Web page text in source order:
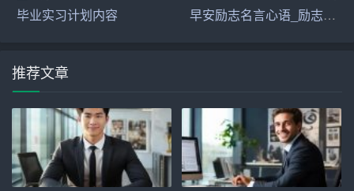
3. 定制化申请：针对不同企业的网申系统，定制化调整简
历内容和格式，确保简历在不同平台上的展示效果。
4. 注意截止时间：密切关注网申截止时间，提前完成申
请，避免因时间紧迫导致失误。
毕业实习计划内容 早安励志名言心语_励志名言
推荐文章